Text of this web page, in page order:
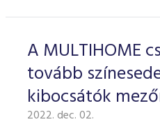
A MULTIHOME
tovább
kibocsátók
2022. dec. 02.